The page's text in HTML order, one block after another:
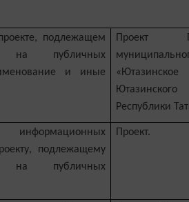
подлежащем
на публичных
и иные
Проект
Республики
подлежащему
на публичных
Проект.